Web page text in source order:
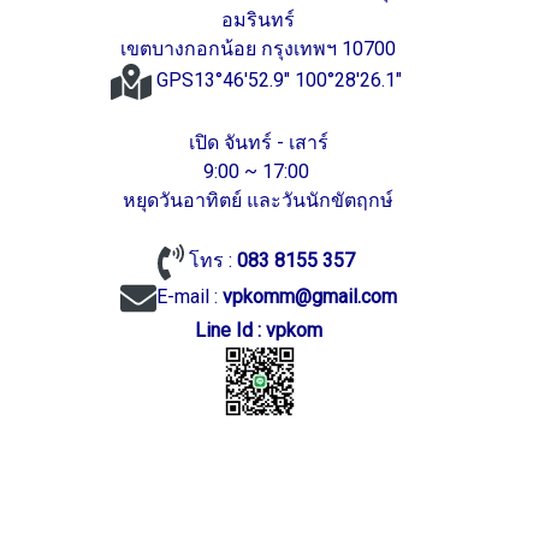
อมรินทร์
เขตบางกอกน้อย กรุงเทพฯ 10700
GPS13°46'52.9" 100°28'26.1"
เปิด จันทร์ - เสาร์
9:00 ~ 17:00
หยุดวันอาทิตย์ และวันนักขัตฤกษ์
โทร : 083 8155 357
E-mail : vpkomm@gmail.com
Line Id : vpkom